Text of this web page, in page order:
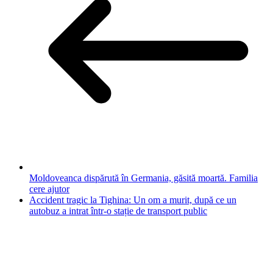
Moldoveanca dispărută în Germania, găsită moartă. Familia
cere ajutor
Accident tragic la Tighina: Un om a murit, după ce un
autobuz a intrat într-o stație de transport public